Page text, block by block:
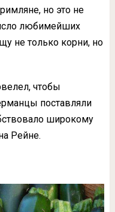
но это не
любимейших
не только корни, но
чтобы
поставляли
широкому
Рейне.